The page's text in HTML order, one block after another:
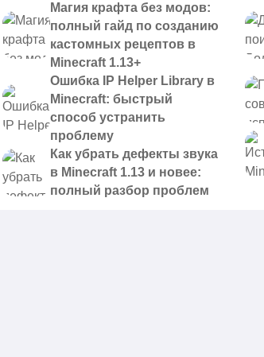
Магия крафта без модов:
полный гайд по созданию
кастомных рецептов в
Minecraft 1.13+
Ошибка IP Helper Library в
Minecraft: быстрый
способ устранить
проблему
Как убрать дефекты звука
в Minecraft 1.13 и новее:
полный разбор проблем